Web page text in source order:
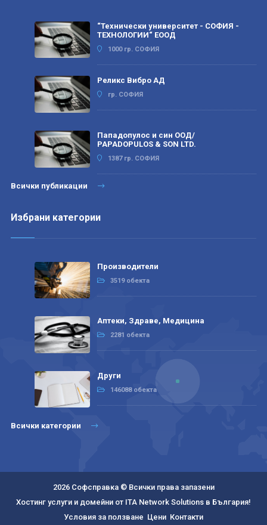
“Технически университет - СОФИЯ -
ТЕХНОЛОГИИ“ ЕООД
1000 гр. СОФИЯ
Реликс Вибро АД
гр. СОФИЯ
Пападопулос и син ООД/
PAPADOPULOS & SON LTD.
1387 гр. СОФИЯ
Всички публикации
Избрани категории
Производители
3519 обекта
Аптеки, Здраве, Медицина
2281 обекта
Други
146088 обекта
Всички категории
2026 Софсправка © Всички права запазени
Хостинг услуги и домейни от ITA Network Solutions в България!
Условия за ползване Цени Контакти